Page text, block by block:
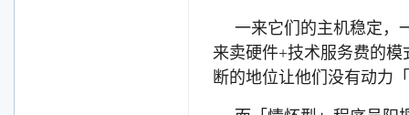
一来它们的主机稳定，
来卖硬件+技术服务费的
断的地位让他们没有动力